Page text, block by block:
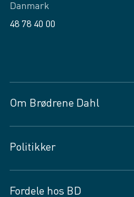
Danmark
48 78 40 00
Om Brødrene Dahl
Vagttelefon 30 10 89 89
Spørgsmål og svar
Job og karriere
Politikker
Fordele hos BD